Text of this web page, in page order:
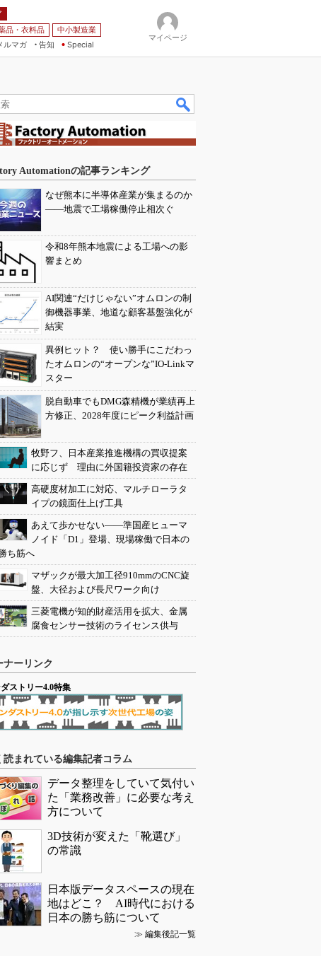
品・衣料品
中小製造業
ルマガ
告知 Special
マイページ
Automationの記事ランキング
なぜ熊本に半導体産業が集まるのか
――地震で工場稼働停止相次ぐ
令和8年熊本地震による工場への影
響まとめ
AI関連“だけじゃない”オムロンの制
御機器事業、地道な顧客基盤強化が
結実
異例ヒット？ 使い勝手にこだわっ
たオムロンの“オープンな”IO-Linkマ
スター
脱自動車でもDMG森精機が業績再上
方修正、2028年度にピーク利益計画
牧野フ、日本産業推進機構の買収提案
に応じず 理由に外国籍投資家の存在
高硬度材加工に対応、マルチローラタ
イプの鏡面仕上げ工具
あえて歩かせない――準国産ヒューマ
ノイド「D1」登場、現場稼働で日本の
ち筋へ
マザックが最大加工径910mmのCNC旋
盤、大径および長尺ワーク向け
三菱電機が知的財産活用を拡大、金属
腐食センサー技術のライセンス供与
ナーリンク
ストリー4.0特集
読まれている編集記者コラム
データ整理をしていて気付い
た「業務改善」に必要な考え
方について
3D技術が変えた「靴選び」
の常識
日本版データスペースの現在
地はどこ？ AI時代における
日本の勝ち筋について
≫ 編集後記一覧